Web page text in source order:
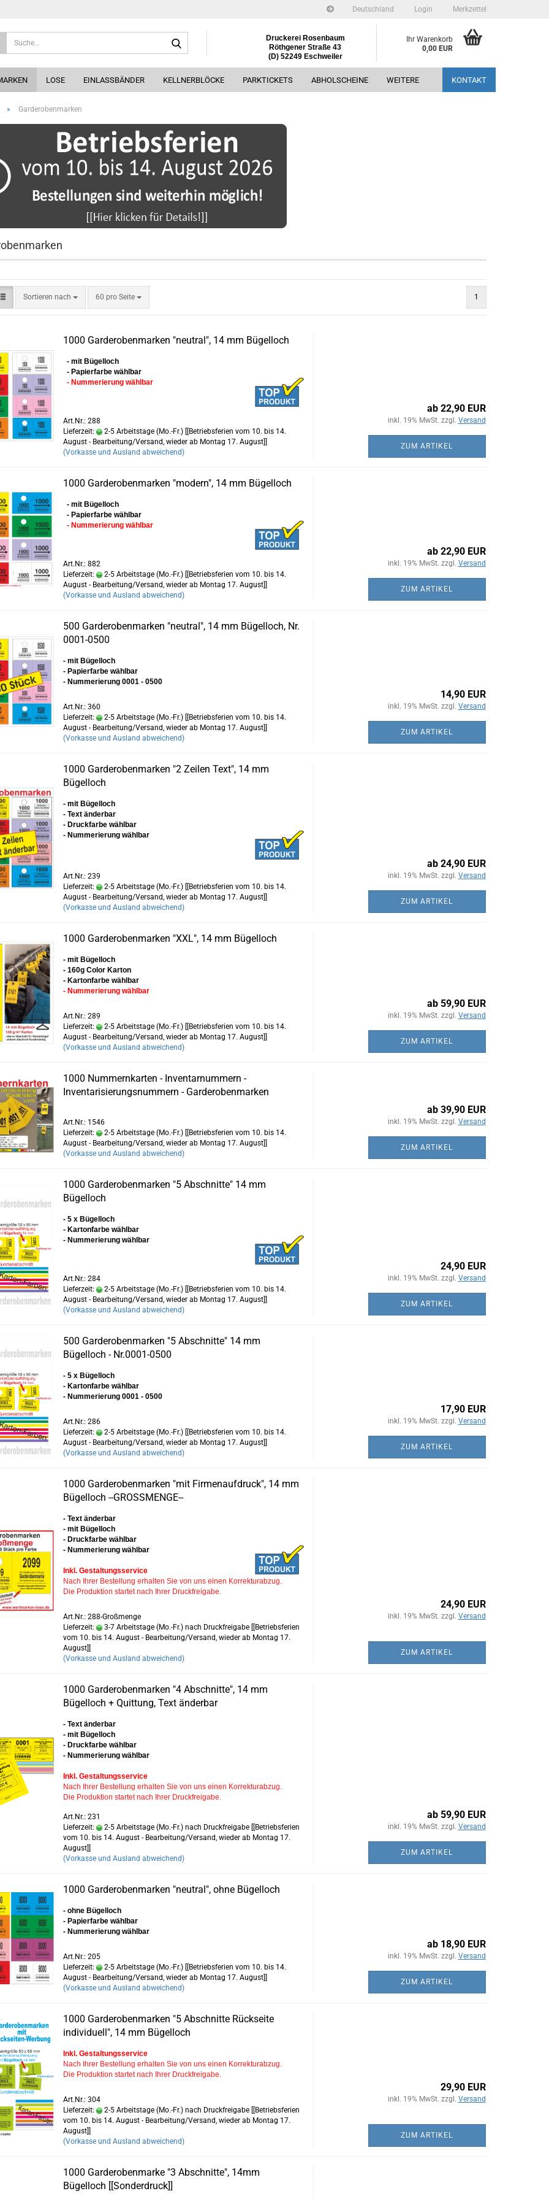
Deutschland Login Merkzettel
Druckerei Rosenbaum
Röthgener Straße 43
(D) 52249 Eschweiler
Ihr Warenkorb
0,00 EUR
LOSE EINLASSBÄNDER KELLNERBLÖCKE PARKTICKETS ABHOLSCHEINE KONTAKT
WEITERE
» Garderobenmarken
Sortieren nach
Sortieren nach 60 pro Seite
pro Seite 1
1000 Garderobenmarken "neutral", 14 mm Bügelloch
- mit Bügelloch
- Papierfarbe wählbar
- Nummerierung wählbar
Art.Nr.: 288
Lieferzeit:
2-5 Arbeitstage (Mo.-Fr.) [[Betriebsferien vom 10. bis 14.
August - Bearbeitung/Versand, wieder ab Montag 17. August]]
(Vorkasse und Ausland abweichend)
ab 22,90 EUR
inkl. 19% MwSt. zzgl. Versand
ZUM ARTIKEL
1000 Garderobenmarken "modern", 14 mm Bügelloch
- mit Bügelloch
- Papierfarbe wählbar
- Nummerierung wählbar
Art.Nr.: 882
Lieferzeit:
2-5 Arbeitstage (Mo.-Fr.) [[Betriebsferien vom 10. bis 14.
August - Bearbeitung/Versand, wieder ab Montag 17. August]]
(Vorkasse und Ausland abweichend)
ab 22,90 EUR
inkl. 19% MwSt. zzgl. Versand
ZUM ARTIKEL
500 Garderobenmarken "neutral", 14 mm Bügelloch, Nr.
0001-0500
- mit Bügelloch
- Papierfarbe wählbar
- Nummerierung 0001 - 0500
Art.Nr.: 360
Lieferzeit:
2-5 Arbeitstage (Mo.-Fr.) [[Betriebsferien vom 10. bis 14.
August - Bearbeitung/Versand, wieder ab Montag 17. August]]
(Vorkasse und Ausland abweichend)
14,90 EUR
inkl. 19% MwSt. zzgl. Versand
ZUM ARTIKEL
1000 Garderobenmarken "2 Zeilen Text", 14 mm
Bügelloch
- mit Bügelloch
- Text änderbar
- Druckfarbe wählbar
- Nummerierung wählbar
Art.Nr.: 239
Lieferzeit:
2-5 Arbeitstage (Mo.-Fr.) [[Betriebsferien vom 10. bis 14.
August - Bearbeitung/Versand, wieder ab Montag 17. August]]
(Vorkasse und Ausland abweichend)
ab 24,90 EUR
inkl. 19% MwSt. zzgl. Versand
ZUM ARTIKEL
1000 Garderobenmarken "XXL", 14 mm Bügelloch
- mit Bügelloch
- 160g Color Karton
- Kartonfarbe wählbar
- Nummerierung wählbar
Art.Nr.: 289
Lieferzeit:
2-5 Arbeitstage (Mo.-Fr.) [[Betriebsferien vom 10. bis 14.
August - Bearbeitung/Versand, wieder ab Montag 17. August]]
(Vorkasse und Ausland abweichend)
ab 59,90 EUR
inkl. 19% MwSt. zzgl. Versand
ZUM ARTIKEL
1000 Nummernkarten - Inventarnummern -
Inventarisierungsnummern - Garderobenmarken
Art.Nr.: 1546
Lieferzeit:
2-5 Arbeitstage (Mo.-Fr.) [[Betriebsferien vom 10. bis 14.
August - Bearbeitung/Versand, wieder ab Montag 17. August]]
(Vorkasse und Ausland abweichend)
ab 39,90 EUR
inkl. 19% MwSt. zzgl. Versand
ZUM ARTIKEL
1000 Garderobenmarken "5 Abschnitte" 14 mm
Bügelloch
- 5 x Bügelloch
- Kartonfarbe wählbar
- Nummerierung wählbar
Art.Nr.: 284
Lieferzeit:
2-5 Arbeitstage (Mo.-Fr.) [[Betriebsferien vom 10. bis 14.
August - Bearbeitung/Versand, wieder ab Montag 17. August]]
(Vorkasse und Ausland abweichend)
24,90 EUR
inkl. 19% MwSt. zzgl. Versand
ZUM ARTIKEL
500 Garderobenmarken "5 Abschnitte" 14 mm
Bügelloch - Nr.0001-0500
- 5 x Bügelloch
- Kartonfarbe wählbar
- Nummerierung 0001 - 0500
Art.Nr.: 286
Lieferzeit:
2-5 Arbeitstage (Mo.-Fr.) [[Betriebsferien vom 10. bis 14.
August - Bearbeitung/Versand, wieder ab Montag 17. August]]
(Vorkasse und Ausland abweichend)
17,90 EUR
inkl. 19% MwSt. zzgl. Versand
ZUM ARTIKEL
1000 Garderobenmarken "mit Firmenaufdruck", 14 mm
Bügelloch --GROSSMENGE--
- Text änderbar
- mit Bügelloch
- Druckfarbe wählbar
- Nummerierung wählbar
Inkl. Gestaltungsservice
Nach Ihrer Bestellung erhalten Sie von uns einen Korrekturabzug.
Die Produktion startet nach Ihrer Druckfreigabe.
Art.Nr.: 288-Großmenge
Lieferzeit:
3-7 Arbeitstage (Mo.-Fr.) nach Druckfreigabe [[Betriebsferien
vom 10. bis 14. August - Bearbeitung/Versand, wieder ab Montag 17.
August]]
(Vorkasse und Ausland abweichend)
24,90 EUR
inkl. 19% MwSt. zzgl. Versand
ZUM ARTIKEL
1000 Garderobenmarken "4 Abschnitte", 14 mm
Bügelloch + Quittung, Text änderbar
- Text änderbar
- mit Bügelloch
- Druckfarbe wählbar
- Nummerierung wählbar
Inkl. Gestaltungsservice
Nach Ihrer Bestellung erhalten Sie von uns einen Korrekturabzug.
Die Produktion startet nach Ihrer Druckfreigabe.
Art.Nr.: 231
Lieferzeit:
2-5 Arbeitstage (Mo.-Fr.) nach Druckfreigabe [[Betriebsferien
vom 10. bis 14. August - Bearbeitung/Versand, wieder ab Montag 17.
August]]
(Vorkasse und Ausland abweichend)
ab 59,90 EUR
inkl. 19% MwSt. zzgl. Versand
ZUM ARTIKEL
1000 Garderobenmarken "neutral", ohne Bügelloch
- ohne Bügelloch
- Papierfarbe wählbar
- Nummerierung wählbar
Art.Nr.: 205
Lieferzeit:
2-5 Arbeitstage (Mo.-Fr.) [[Betriebsferien vom 10. bis 14.
August - Bearbeitung/Versand, wieder ab Montag 17. August]]
(Vorkasse und Ausland abweichend)
ab 18,90 EUR
inkl. 19% MwSt. zzgl. Versand
ZUM ARTIKEL
1000 Garderobenmarken "5 Abschnitte Rückseite
individuell", 14 mm Bügelloch
Inkl. Gestaltungsservice
Nach Ihrer Bestellung erhalten Sie von uns einen Korrekturabzug.
Die Produktion startet nach Ihrer Druckfreigabe.
Art.Nr.: 304
Lieferzeit:
2-5 Arbeitstage (Mo.-Fr.) nach Druckfreigabe [[Betriebsferien
vom 10. bis 14. August - Bearbeitung/Versand, wieder ab Montag 17.
August]]
(Vorkasse und Ausland abweichend)
29,90 EUR
inkl. 19% MwSt. zzgl. Versand
ZUM ARTIKEL
1000 Garderobenmarke "3 Abschnitte", 14mm
Bügelloch [[Sonderdruck]]